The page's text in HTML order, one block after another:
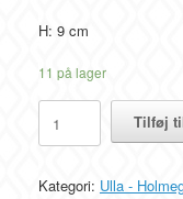
H: 9 cm
11 på lager
Ulla,
Holmegaard
Tilføj
Kategori: Ulla -